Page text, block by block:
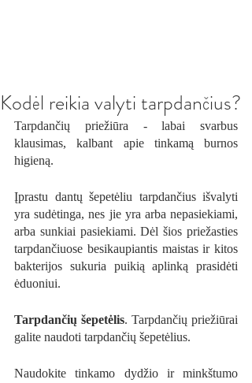
Kodėl reikia valyti tarpdančius?
Tarpdančių priežiūra - labai svarbus
klausimas, kalbant apie tinkamą burnos
higieną.
Įprastu dantų šepetėliu tarpdančius išvalyti
yra sudėtinga, nes jie yra arba nepasiekiami,
arba sunkiai pasiekiami. Dėl šios priežasties
tarpdančiuose besikaupiantis maistas ir kitos
bakterijos sukuria puikią aplinką prasidėti
ėduoniui.
Tarpdančių šepetėlis. Tarpdančių priežiūrai
galite naudoti tarpdančių šepetėlius.
Naudokite tinkamo dydžio ir minkštumo